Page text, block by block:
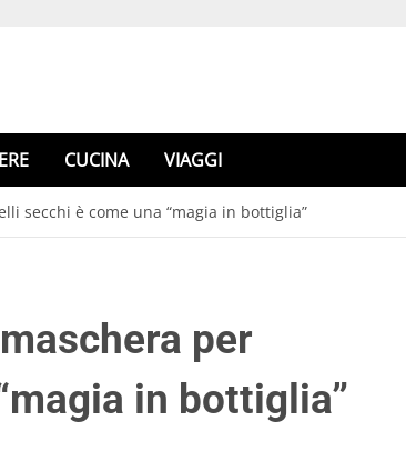
CUCINA VIAGGI
secchi è come una “magia in bottiglia”
per
in bottiglia”